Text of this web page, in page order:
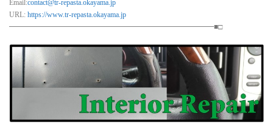
Email:contact@tr-repasta.okayama.jp
URL: https://www.tr-repasta.okayama.jp
━━━━━━━━━━━━━━━━━━━━━━━━━━━━■□